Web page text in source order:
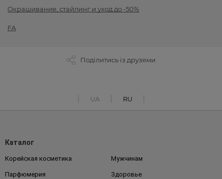
Окрашивание, стайлинг и уход до -50%
FA
Поділитись із друзями
UA RU
Каталог
Корейская косметика Мужчинам
Парфюмерия Здоровье